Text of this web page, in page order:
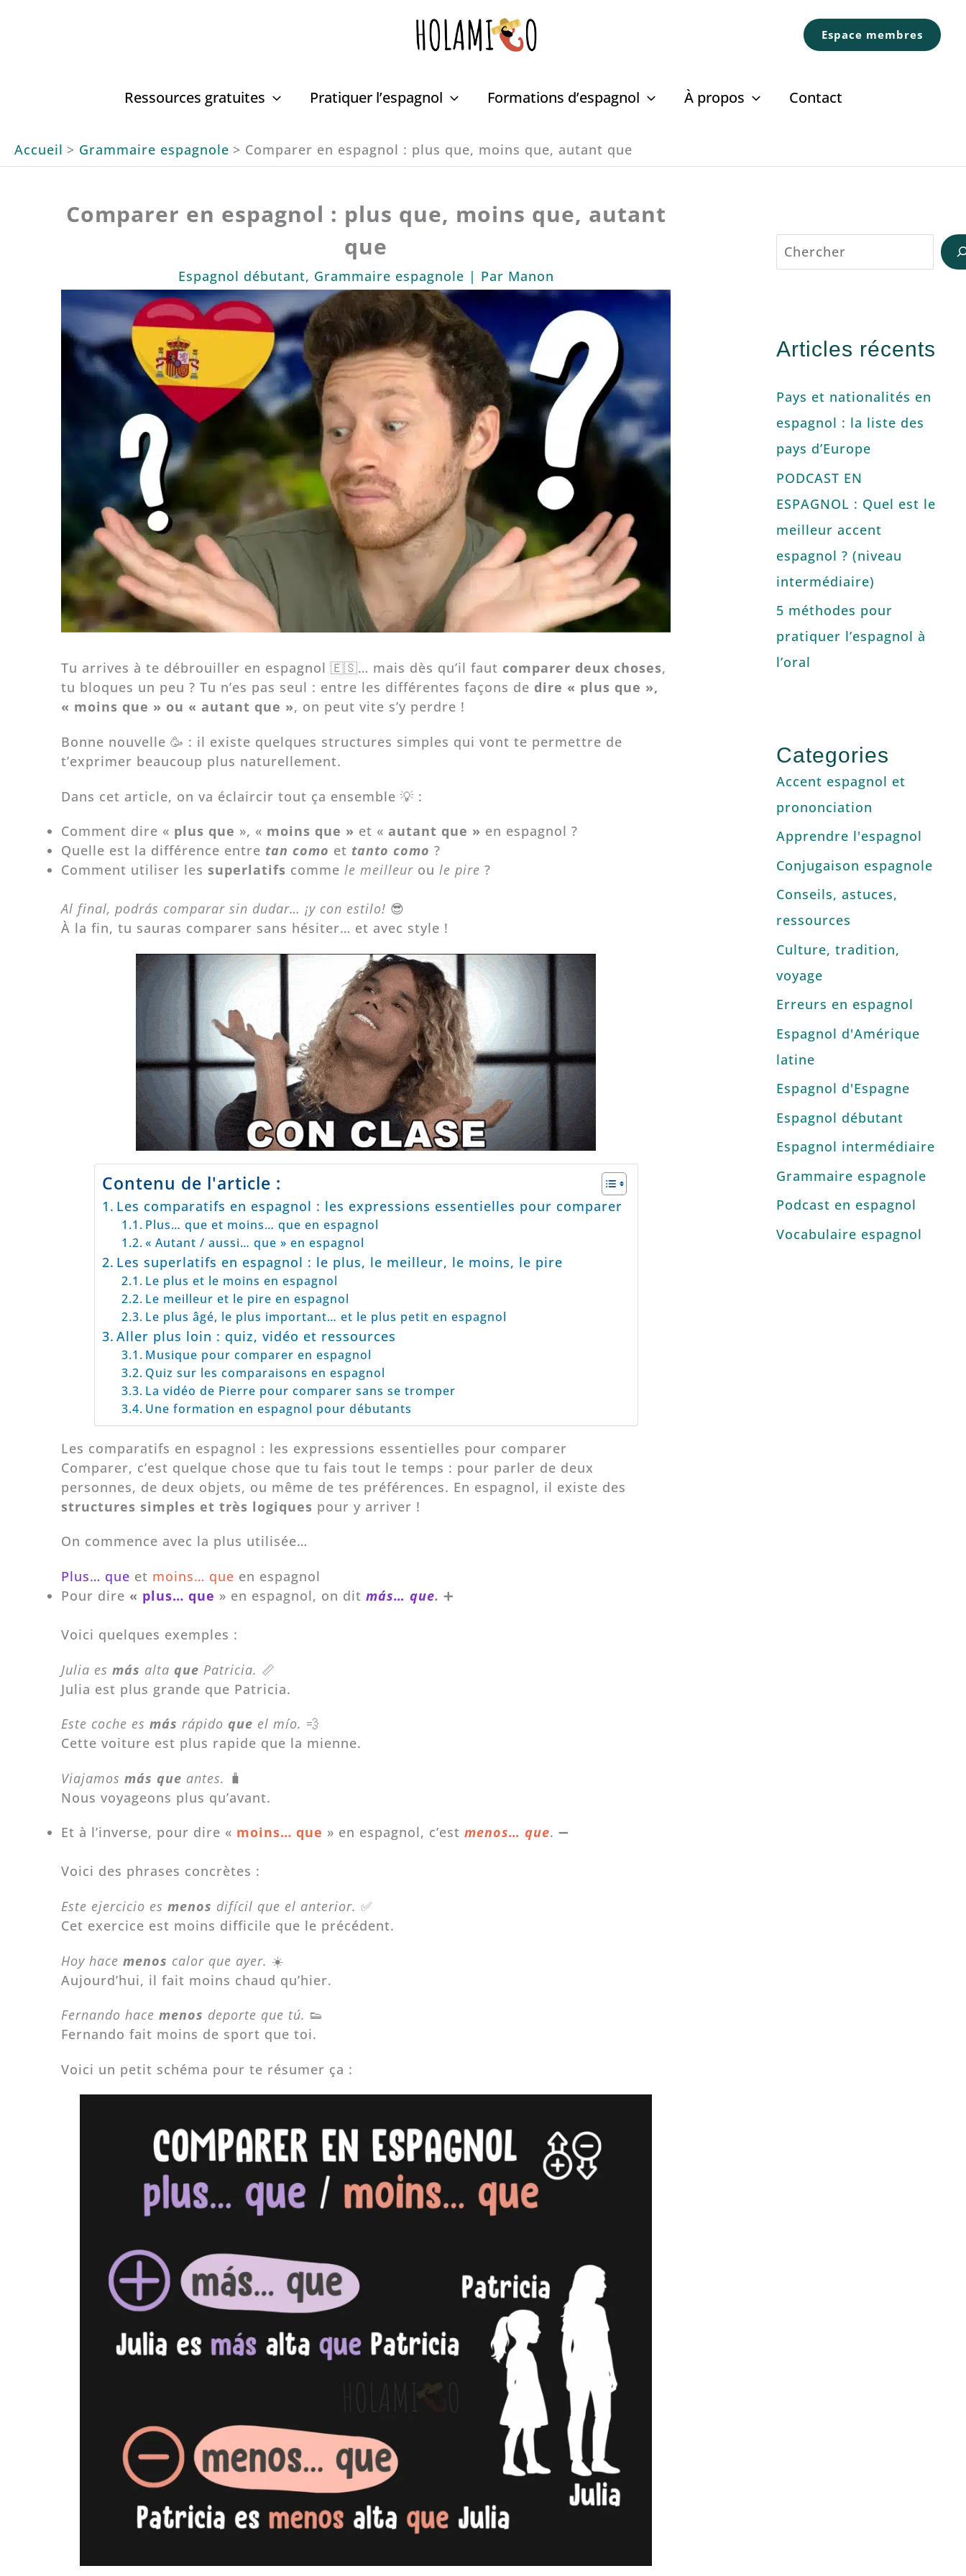
Espace membres
Ressources gratuites Pratiquer l’espagnol Formations d’espagnol À propos Contact
Accueil Grammaire espagnole Comparer en espagnol : plus que, moins que, autant que
Comparer en espagnol : plus que, moins que, autant
que
Espagnol débutant, Grammaire espagnole | Par Manon
Tu arrives à te débrouiller en espagnol 🇪🇸… mais dès qu’il faut comparer deux choses,
tu bloques un peu ? Tu n’es pas seul : entre les différentes façons de dire « plus que »,
« moins que » ou « autant que », on peut vite s’y perdre !
Bonne nouvelle 🥳 : il existe quelques structures simples qui vont te permettre de
t’exprimer beaucoup plus naturellement.
Dans cet article, on va éclaircir tout ça ensemble 💡 :
Comment dire « plus que », « moins que » et « autant que » en espagnol ?
Quelle est la différence entre tan como et tanto como ?
Comment utiliser les superlatifs comme le meilleurou le pire ?
Al final, podrás comparar sin dudar… ¡y con estilo! 😎
À la fin, tu sauras comparer sans hésiter… et avec style !
Contenu de l'article :
Les comparatifs en espagnol : les expressions essentielles pour comparer
Plus… que et moins… que en espagnol
« Autant / aussi… que » en espagnol
Les superlatifs en espagnol : le plus, le meilleur, le moins, le pire
Le plus et le moins en espagnol
Le meilleur et le pire en espagnol
Le plus âgé, le plus important… et le plus petit en espagnol
Aller plus loin : quiz, vidéo et ressources
Musique pour comparer en espagnol
Quiz sur les comparaisons en espagnol
La vidéo de Pierre pour comparer sans se tromper
Une formation en espagnol pour débutants
Les comparatifs en espagnol : les expressions essentielles pour comparer
Comparer, c’est quelque chose que tu fais tout le temps : pour parler de deux
personnes, de deux objets, ou même de tes préférences. En espagnol, il existe des
structures simples et très logiques pour y arriver !
On commence avec la plus utilisée…
Plus… que et moins… que en espagnol
Pour dire « plus… que » en espagnol, on dit más… que. ➕
Voici quelques exemples :
Julia es más alta que Patricia. 📏
Julia est plus grande que Patricia.
Este coche es más rápido que el mío. 💨
Cette voiture est plus rapide que la mienne.
Viajamos más que antes. 🧳
Nous voyageons plus qu’avant.
Et à l’inverse, pour dire « moins… que » en espagnol, c’est menos… que. ➖
Voici des phrases concrètes :
Este ejercicio es menos difícil que el anterior. ✅
Cet exercice est moins difficile que le précédent.
Hoy hace menos calor que ayer. ☀️
Aujourd’hui, il fait moins chaud qu’hier.
Fernando hace menos deporte que tú. 👟
Fernando fait moins de sport que toi.
Voici un petit schéma pour te résumer ça :
Articles récents
Pays et nationalités en
espagnol : la liste des
pays d’Europe
PODCAST EN
ESPAGNOL : Quel est le
meilleur accent
espagnol ? (niveau
intermédiaire)
5 méthodes pour
pratiquer l’espagnol à
l’oral
Categories
Accent espagnol et
prononciation
Apprendre l'espagnol
Conjugaison espagnole
Conseils, astuces,
ressources
Culture, tradition,
voyage
Erreurs en espagnol
Espagnol d'Amérique
latine
Espagnol d'Espagne
Espagnol débutant
Espagnol intermédiaire
Grammaire espagnole
Podcast en espagnol
Vocabulaire espagnol